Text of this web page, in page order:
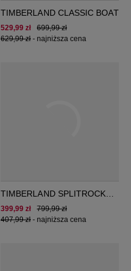
TIMBERLAND CLASSIC BOAT
699,99 zł
529,99 zł
629,99 zł - najniższa cena
TIMBERLAND SPLITROCK
XT PRO
799,99 zł
399,99 zł
407,99 zł - najniższa cena